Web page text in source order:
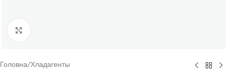
Головна/Хладагенты